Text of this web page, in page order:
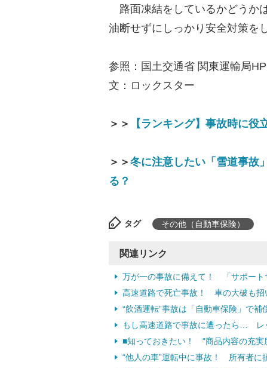
路面凍結をしているかどうか
油断せずにしっかり安全対策を
参照：国土交通省 関東運輸局HP
文：ロックスター
＞＞ 【ランキング】事故時に役
＞＞冬に注意したい「雪道事故
る？
タグ その他（自動車保険）
関連リンク
万が一の事故に備えて！ 「サポート
高速道路で死亡事故！ 車の大破も招
“飲酒運転”事故は「自動車保険」で補
もし高速道路で事故に遭ったら… レ
■知っておきたい！ “商品内容の充実
“他人の車”運転中に事故！ 所有者に